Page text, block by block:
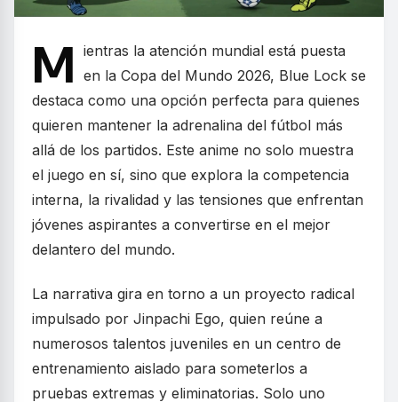
M ientras la atención mundial está puesta
en la Copa del Mundo 2026, Blue Lock se
destaca como una opción perfecta para quienes
quieren mantener la adrenalina del fútbol más
allá de los partidos. Este anime no solo muestra
el juego en sí, sino que explora la competencia
interna, la rivalidad y las tensiones que enfrentan
jóvenes aspirantes a convertirse en el mejor
delantero del mundo.
La narrativa gira en torno a un proyecto radical
impulsado por Jinpachi Ego, quien reúne a
numerosos talentos juveniles en un centro de
entrenamiento aislado para someterlos a
pruebas extremas y eliminatorias. Solo uno